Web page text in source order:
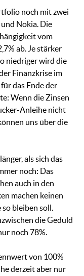
noch mit zwei
Nokia. Die
vom
ab. Je stärker
niedriger wird die
Finanzkrise im
das Ende der
Wenn die Zinsen
Anleihe nicht
uns über die
als sich das
noch: Das
auch in den
machen keinen
so bleiben soll.
die Geduld
noch 78%.
von 100%
derzeit aber nur